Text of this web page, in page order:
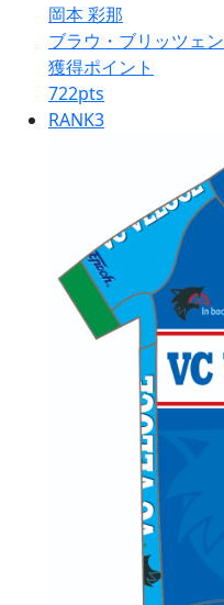
岡本 彩那
ブラウ・ブリッツェン
獲得ポイント
722pts
RANK3